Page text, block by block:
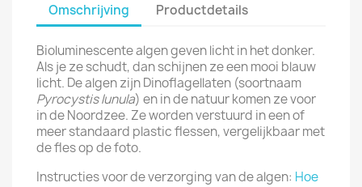
Omschrijving Productdetails
Bioluminescente algen geven licht in het donker.
Als je ze schudt, dan schijnen ze een mooi blauw
licht. De algen zijn Dinoflagellaten (soortnaam
Pyrocystis lunula) en in de natuur komen ze voor
in de Noordzee. Ze worden verstuurd in een of
meer standaard plastic flessen, vergelijkbaar met
de fles op de foto.
Instructies voor de verzorging van de algen: Hoe